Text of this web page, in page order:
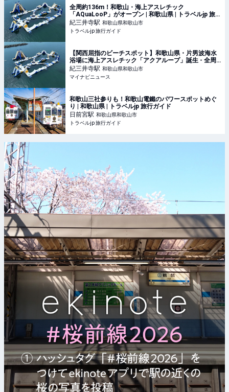
全周約136m！和歌山・海上アスレチック
「AQuaLooP」がオープン | 和歌山県 | トラベルjp 旅
行ガイド
紀三井寺駅 和歌山県和歌山市
トラベルjp 旅行ガイド
【関西屈指のビーチスポット】和歌山県・片男波海水
浴場に海上アスレチック「アクアループ」誕生 - 全周
136m、スライダーなど約20種の遊具が楽しめる
紀三井寺駅 和歌山県和歌山市
マイナビニュース
和歌山三社参りも！和歌山電鐵のパワースポットめぐ
り | 和歌山県 | トラベルjp 旅行ガイド
日前宮駅 和歌山県和歌山市
トラベルjp 旅行ガイド